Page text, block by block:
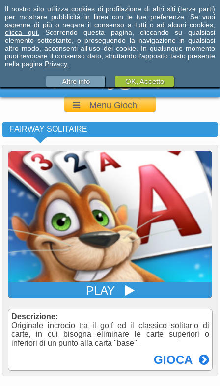
Menu Giochi
FAIRWAY SOLITAIRE
PLAY
Descrizione:
Originale incrocio tra il golf ed il classico solitario di
carte, in cui bisogna eliminare le carte superiori o
inferiori di un punto alla carta ''base''.
GIOCA
Il nostro sito utilizza cookies di profilazione di altri siti (terze parti)
per mostrare pubblicità in linea con le tue preferenze. Se vuoi
saperne di più o negare il consenso a tutti o ad alcuni cookies,
clicca qui.
Scorrendo questa pagina, cliccando su qualsiasi
elemento sottostante, o proseguendo la navigazione in qualsiasi
altro modo, acconsenti all'uso dei cookie. In qualunque momento
puoi revocare il consenso dato, sfruttando l'apposito tasto presente
nella pagina Privacy.
Altre info OK, Accetto